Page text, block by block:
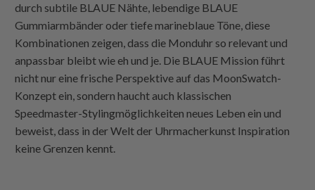
durch subtile BLAUE Nähte, lebendige BLAUE
Gummiarmbänder oder tiefe marineblaue Töne, diese
Kombinationen zeigen, dass die Monduhr so relevant und
anpassbar bleibt wie eh und je. Die BLAUE Mission führt
nicht nur eine frische Perspektive auf das MoonSwatch-
Konzept ein, sondern haucht auch klassischen
Speedmaster-Stylingmöglichkeiten neues Leben ein und
beweist, dass in der Welt der Uhrmacherkunst Inspiration
keine Grenzen kennt.